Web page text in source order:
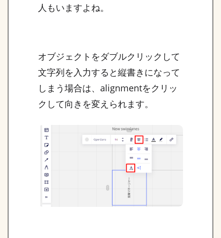
人もいますよね。
オブジェクトをダブルクリックして
文字列を入力すると縦書きになって
しまう場合は、alignmentをクリッ
クして向きを変えられます。